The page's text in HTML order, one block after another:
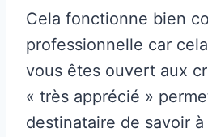
Cela fonctionne bien
professionnelle car
vous êtes ouvert aux
« très apprécié »
destinataire de savoir